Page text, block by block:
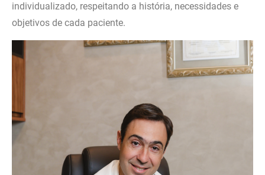
individualizado, respeitando a história, necessidades e
objetivos de cada paciente.